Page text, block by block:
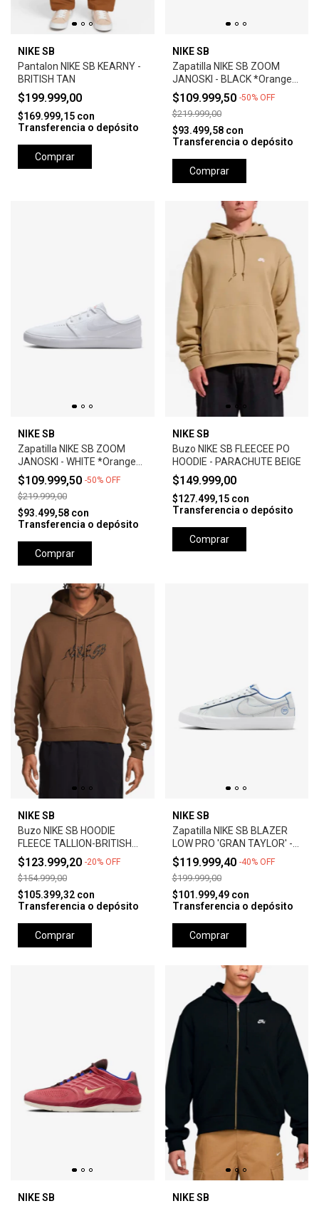
NIKE SB
Pantalon NIKE SB KEARNY -
BRITISH TAN
$199.999,00
$169.999,15 con
Transferencia o depósito
Comprar
NIKE SB
Zapatilla NIKE SB ZOOM
JANOSKI - BLACK *Orange
Label*
$109.999,50 -50% OFF
$219.999,00
$93.499,58 con
Transferencia o depósito
Comprar
NIKE SB
Zapatilla NIKE SB ZOOM
JANOSKI - WHITE *Orange
Label*
$109.999,50 -50% OFF
$219.999,00
$93.499,58 con
Transferencia o depósito
Comprar
NIKE SB
Buzo NIKE SB FLEECEE PO
HOODIE - PARACHUTE BEIGE
$149.999,00
$127.499,15 con
Transferencia o depósito
Comprar
NIKE SB
Buzo NIKE SB HOODIE
FLEECE TALLION-BRITISH
TAN
$123.999,20 -20% OFF
$154.999,00
$105.399,32 con
Transferencia o depósito
Comprar
NIKE SB
Zapatilla NIKE SB BLAZER
LOW PRO 'GRAN TAYLOR' -
SUMMIT WHITE
$119.999,40 -40% OFF
$199.999,00
$101.999,49 con
Transferencia o depósito
Comprar
NIKE SB
NIKE SB